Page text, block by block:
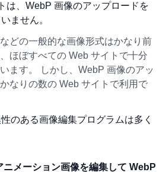
は、WebP 画像のアップロードを
ません。
どの一般的な画像形式はかなり前
ほぼすべての Web サイトで十分
ます。 しかし、WebP 画像のアッ
なりの数の Web サイトで利用で
のある画像編集プログラムは多く
メーション画像を編集して WebP